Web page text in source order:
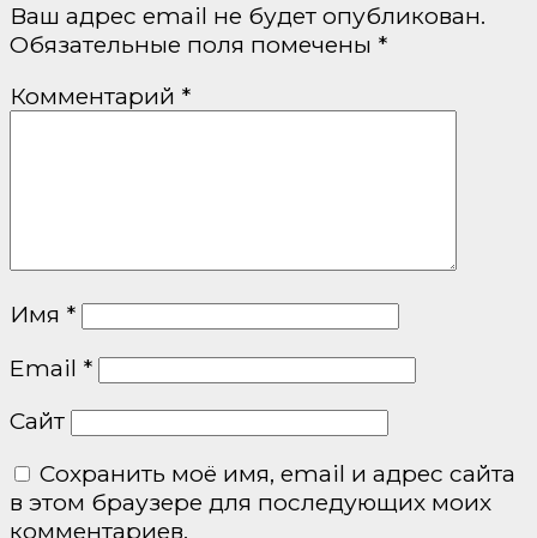
Ваш адрес email не будет опубликован.
Обязательные поля помечены *
Комментарий *
Имя *
Email *
Сайт
Сохранить моё имя, email и адрес сайта
в этом браузере для последующих моих
комментариев.